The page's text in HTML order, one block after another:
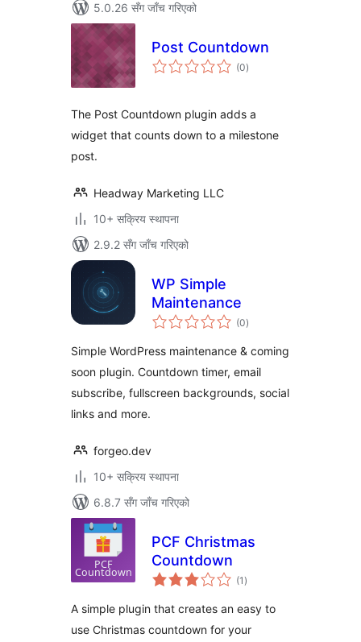
5.0.26 सँग जाँच गरिएको
Post Countdown
(0कुल
रेटिङ्गहरू
)
The Post Countdown plugin adds a
widget that counts down to a milestone
post.
Headway Marketing LLC
10+ सक्रिय स्थापना
2.9.2 सँग जाँच गरिएको
WP Simple
Maintenance
(0कुल
रेटिङ्गहरू
)
Simple WordPress maintenance & coming
soon plugin. Countdown timer, email
subscribe, fullscreen backgrounds, social
links and more.
forgeo.dev
10+ सक्रिय स्थापना
6.8.7 सँग जाँच गरिएको
PCF Christmas
Countdown
(1 कुल
रेटिङ्गहरू
)
A simple plugin that creates an easy to
use Christmas countdown for your